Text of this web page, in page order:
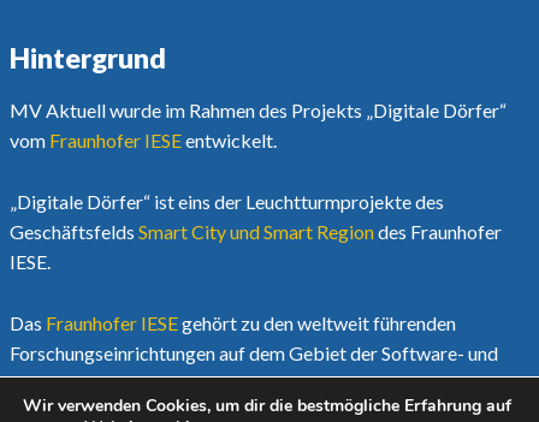
Hintergrund
MV Aktuell wurde im Rahmen des Projekts „Digitale Dörfer“
vom Fraunhofer IESEentwickelt.
„Digitale Dörfer“ ist eins der Leuchtturmprojekte des
Geschäftsfelds Smart City und Smart Regiondes Fraunhofer
IESE.
Das Fraunhofer IESEgehört zu den weltweit führenden
Forschungseinrichtungen auf dem Gebiet der Software- und
Systementwicklungsmethoden.
Wir verwenden Cookies, um dir die bestmögliche Erfahrung auf